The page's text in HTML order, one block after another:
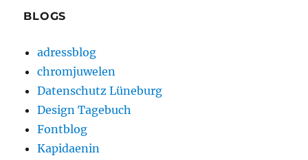
BLOGS
adressblog
chromjuwelen
Datenschutz Lüneburg
Design Tagebuch
Fontblog
Kapidaenin